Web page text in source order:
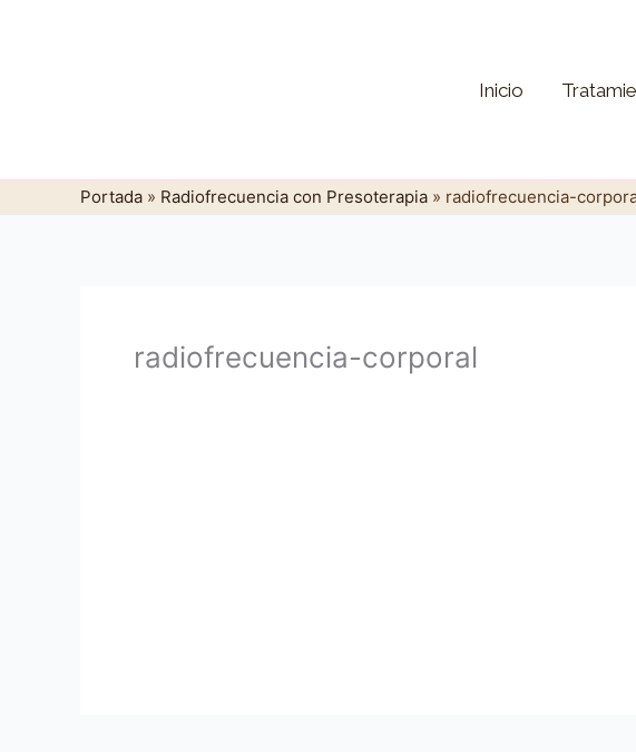
Inicio
Portada » Radiofrecuencia con Presoterapia » radiofrecuencia-
radiofrecuencia-corporal